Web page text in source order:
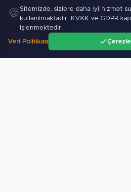
🍪 Sitemizde, sizlere daha iyi hizmet
kullanılmaktadır. KVKK ve GDPR
işlenmektedir.
Veri Politikası
Gündem